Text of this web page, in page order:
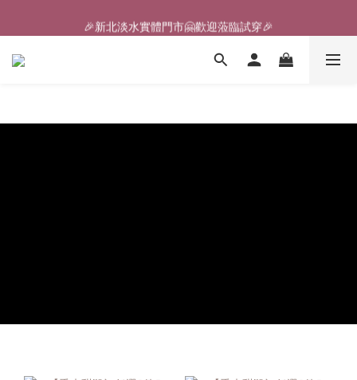
🎉新北淡水實體門市🤗歡迎蒞臨試穿🎉
🎉新北淡水實體門市🤗歡迎蒞臨試穿🎉
登入會員、即享限定優惠回饋✨